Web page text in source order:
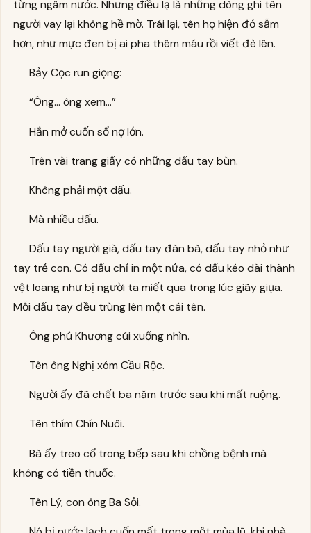
từng ngâm nước. Nhưng điều lạ là những dòng ghi tên
người vay lại không hề mờ. Trái lại, tên họ hiện đỏ sẫm
hơn, như mực đen bị ai pha thêm máu rồi viết đè lên.
Bảy Cọc run giọng:
“Ông… ông xem…”
Hắn mở cuốn sổ nợ lớn.
Trên vài trang giấy có những dấu tay bùn.
Không phải một dấu.
Mà nhiều dấu.
Dấu tay người già, dấu tay đàn bà, dấu tay nhỏ như
tay trẻ con. Có dấu chỉ in một nửa, có dấu kéo dài thành
vệt loang như bị người ta miết qua trong lúc giãy giụa.
Mỗi dấu tay đều trùng lên một cái tên.
Ông phú Khương cúi xuống nhìn.
Tên ông Nghị xóm Cầu Rộc.
Người ấy đã chết ba năm trước sau khi mất ruộng.
Tên thím Chín Nuôi.
Bà ấy treo cổ trong bếp sau khi chồng bệnh mà
không có tiền thuốc.
Tên Lý, con ông Ba Sỏi.